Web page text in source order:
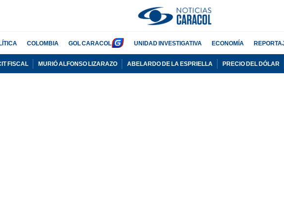
COLOMBIA GOL CARACOL UNIDAD INVESTIGATIVA ECONOMÍA
FISCAL MURIÓ ALFONSO LIZARAZO ABELARDO DE LA ESPRIELLA PRECIO DEL DÓLAR